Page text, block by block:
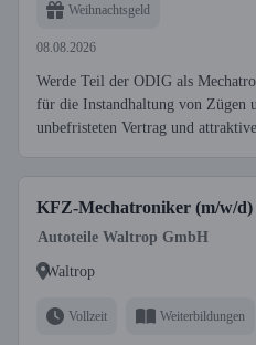
Weihnachtsgeld
08.08.2026
Werde Teil der ODIG als
für die Instandhaltung von Zügen
unbefristeten Vertrag und
KFZ-Mechatroniker (m/w/d)
Autoteile Waltrop GmbH
Waltrop
Vollzeit Weiterbildungen